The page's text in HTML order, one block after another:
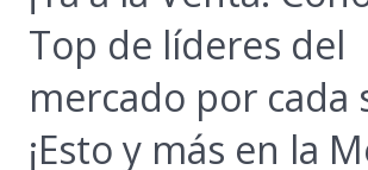
Top de líderes del
mercado por cada
¡Esto y más en la